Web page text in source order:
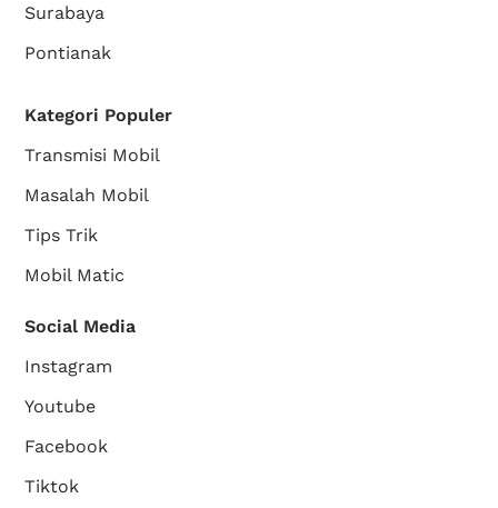
Surabaya
Pontianak
Kategori Populer
Transmisi Mobil
Masalah Mobil
Tips Trik
Mobil Matic
Social Media
Instagram
Youtube
Facebook
Tiktok